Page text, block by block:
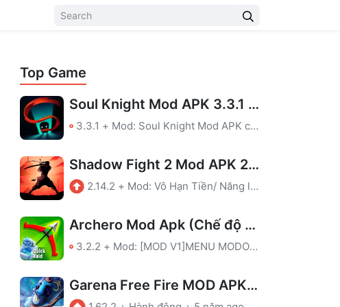
Top Game
Soul Knight Mod APK 3.3.1 (Tiền, Menu, Bất Tử, Mana, Hồi Chiêu)
3.3.1 + Mod: Soul Knight Mod APK có các chức năng thú vị sau: Tiền, Menu, Bất Tử, Mana, Hồi Chiêu. Tha hồ khám phá và giải trí vô tận.
Shadow Fight 2 Mod APK 2.14.2 (Vô Hạn Tiền)
2.14.2 + Mod: Vô Hạn Tiền/ Năng lượng
Archero Mod Apk (Chế độ thần, Sát thương cao)
3.2.2 + Mod: [MOD V1]MENU MODOne hit killGod modeShoot through the wall[MOD V2]MENU MODOne hit killGod mode
Garena Free Fire MOD APK – Mod tự ngắm